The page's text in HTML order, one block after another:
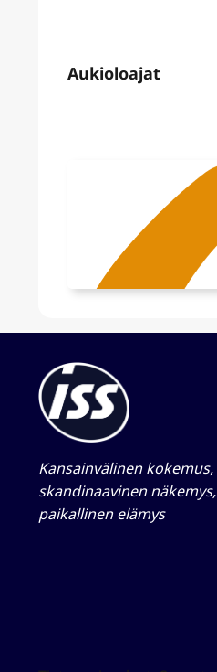
Kansainvälinen kokemus,
skandinaavinen näkemys,
paikallinen elämys​